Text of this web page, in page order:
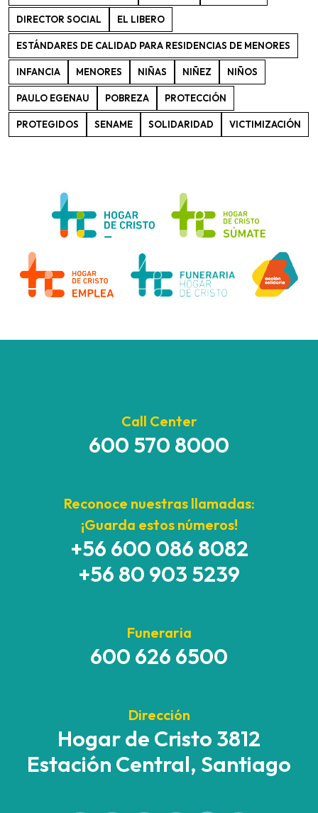
DIRECTOR SOCIAL EL LIBERO
ESTÁNDARES DE CALIDAD PARA RESIDENCIAS DE MENORES
INFANCIA MENORES NIÑAS NIÑEZ NIÑOS
PAULO EGENAU POBREZA PROTECCIÓN
PROTEGIDOS SENAME SOLIDARIDAD VICTIMIZACIÓN
Call Center
600 570 8000
Reconoce nuestras llamadas:
¡Guarda estos números!
+56 600 086 8082
+56 80 903 5239
Funeraria
600 626 6500
Dirección
Hogar de Cristo 3812
Estación Central, Santiago